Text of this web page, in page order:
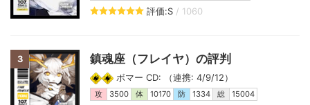
評価:S / 1060
3 鎮魂座（フレイヤ）の評判
ボマー CD: （連携: 4/9/12）
攻 3500 体 10170 防 1334 総 15004